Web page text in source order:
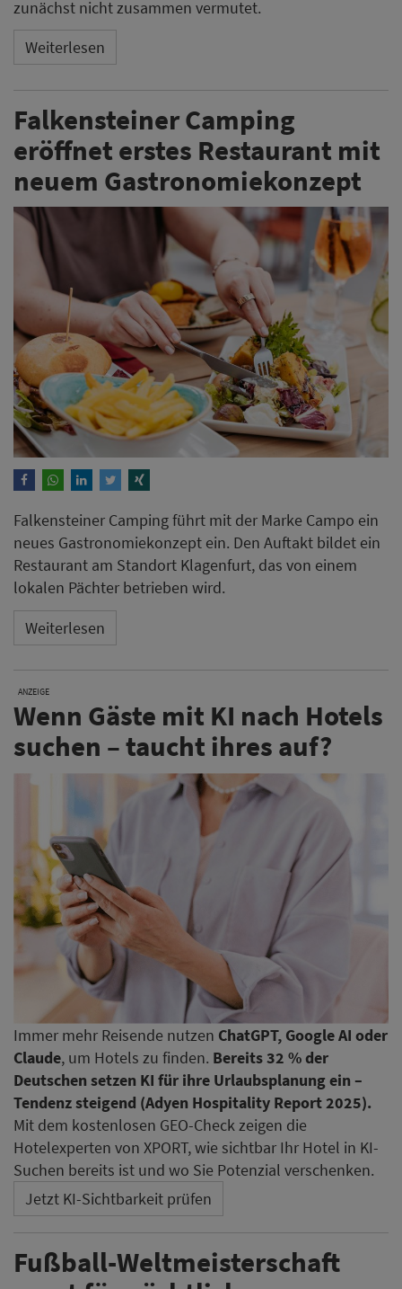
zunächst nicht zusammen vermutet.
Weiterlesen
Falkensteiner Camping
eröffnet erstes Restaurant mit
neuem Gastronomiekonzept
Falkensteiner Camping führt mit der Marke Campo ein
neues Gastronomiekonzept ein. Den Auftakt bildet ein
Restaurant am Standort Klagenfurt, das von einem
lokalen Pächter betrieben wird.
Weiterlesen
ANZEIGE
Wenn Gäste mit KI nach Hotels
suchen – taucht ihres auf?
Immer mehr Reisende nutzen ChatGPT, Google AI oder
Claude, um Hotels zu finden. Bereits 32 % der
Deutschen setzen KI für ihre Urlaubsplanung ein –
Tendenz steigend (Adyen Hospitality Report 2025).
Mit dem kostenlosen GEO-Check zeigen die
Hotelexperten von XPORT, wie sichtbar Ihr Hotel in KI-
Suchen bereits ist und wo Sie Potenzial verschenken.
Jetzt KI-Sichtbarkeit prüfen
Fußball-Weltmeisterschaft